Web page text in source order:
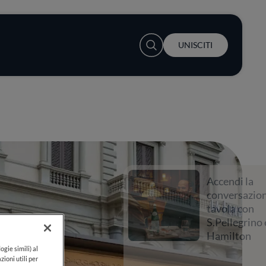
User account menu
UNISCITI
Accendi la
conversazione a
tavola con
S.Pellegrino e Lewis
Hamilton
simili) al
utili per